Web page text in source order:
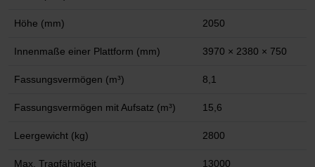
Höhe (mm) 2050
Innenmaße einer Plattform (mm) 3970 × 2380 × 750
Fassungsvermögen (m³) 8,1
Fassungsvermögen mit Aufsatz (m³) 15,6
Leergewicht (kg) 2800
Max. Tragfähigkeit 13000